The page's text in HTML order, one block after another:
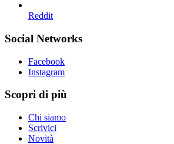
Reddit
Social Networks
Facebook
Instagram
Scopri di più
Chi siamo
Scrivici
Novità